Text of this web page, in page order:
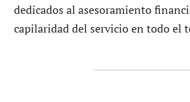
dedicados al asesoramiento
capilaridad del servicio en todo el